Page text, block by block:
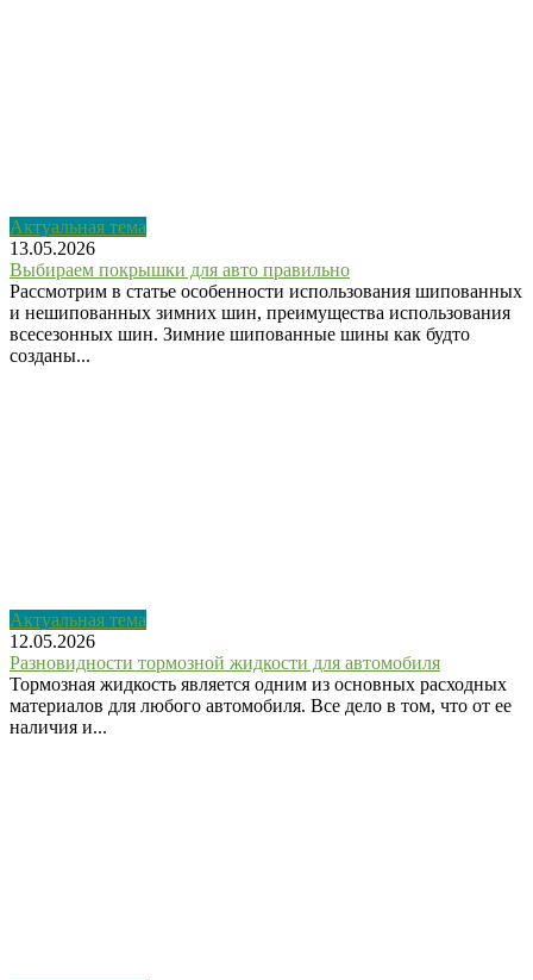
Актуальная тема
13.05.2026
Выбираем покрышки для авто правильно
Рассмотрим в статье особенности использования шипованных
и нешипованных зимних шин, преимущества использования
всесезонных шин. Зимние шипованные шины как будто
созданы...
Актуальная тема
12.05.2026
Разновидности тормозной жидкости для автомобиля
Тормозная жидкость является одним из основных расходных
материалов для любого автомобиля. Все дело в том, что от ее
наличия и...